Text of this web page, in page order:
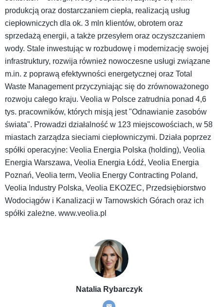
produkcją oraz dostarczaniem ciepła, realizacją usług
ciepłowniczych dla ok. 3 mln klientów, obrotem oraz
sprzedażą energii, a także przesyłem oraz oczyszczaniem
wody. Stale inwestując w rozbudowę i modernizację swojej
infrastruktury, rozwija również nowoczesne usługi związane
m.in. z poprawą efektywności energetycznej oraz Total
Waste Management przyczyniając się do zrównoważonego
rozwoju całego kraju. Veolia w Polsce zatrudnia ponad 4,6
tys. pracowników, których misją jest "Odnawianie zasobów
świata". Prowadzi działalność w 123 miejscowościach, w 58
miastach zarządza sieciami ciepłowniczymi. Działa poprzez
spółki operacyjne: Veolia Energia Polska (holding), Veolia
Energia Warszawa, Veolia Energia Łódź, Veolia Energia
Poznań, Veolia term, Veolia Energy Contracting Poland,
Veolia Industry Polska, Veolia EKOZEC, Przedsiębiorstwo
Wodociągów i Kanalizacji w Tarnowskich Górach oraz ich
spółki zależne. www.veolia.pl
Natalia Rybarczyk